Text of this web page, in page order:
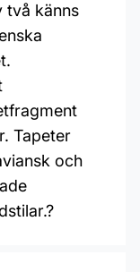
två känns
Tapeter
och